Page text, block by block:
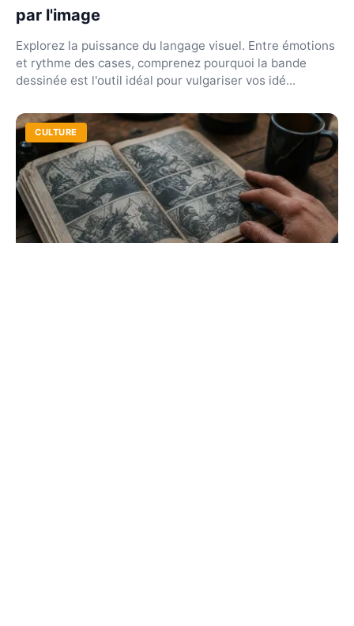
par l'image
Explorez la puissance du langage visuel. Entre émotions
et rythme des cases, comprenez pourquoi la bande
dessinée est l'outil idéal pour vulgariser vos idé...
CULTURE